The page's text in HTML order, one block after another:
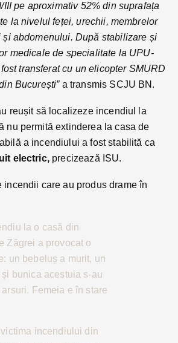
III pe aproximativ 52% din suprafața
la nivelul feței, urechii, membrelor
și abdomenului. După stabilizare și
medicale de specialitate la UPU-
transferat cu un elicopter SMURD
București” a transmis SCJU BN.
reușit să localizeze incendiul la
nu permită extinderea la casa de
a incendiului a fost stabilită ca
electric, precizează ISU.
incendii care au produs drame în
la o casă din
Zăgrei a provocat o
un bebeluș a murit, un
bunica acestuia s-au
Femeia e în stare
victima incendiului din